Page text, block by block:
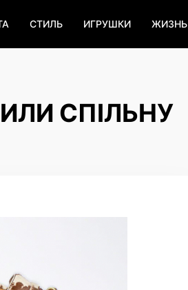
СТИЛЬ ИГРУШКИ ЖИЗНЬ
СПІЛЬНУ